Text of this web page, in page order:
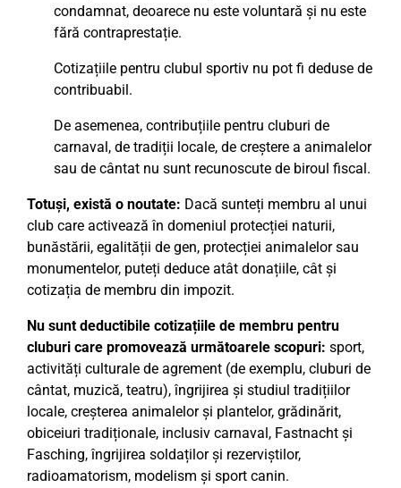
condamnat, deoarece nu este voluntară și nu este
fără contraprestație.
Cotizațiile pentru clubul sportiv nu pot fi deduse de
contribuabil.
De asemenea, contribuțiile pentru cluburi de
carnaval, de tradiții locale, de creștere a animalelor
sau de cântat nu sunt recunoscute de biroul fiscal.
Totuși, există o noutate: Dacă sunteți membru al unui
club care activează în domeniul protecției naturii,
bunăstării, egalității de gen, protecției animalelor sau
monumentelor, puteți deduce atât donațiile, cât și
cotizația de membru din impozit.
Nu sunt deductibile cotizațiile de membru pentru
cluburi care promovează următoarele scopuri: sport,
activități culturale de agrement (de exemplu, cluburi de
cântat, muzică, teatru), îngrijirea și studiul tradițiilor
locale, creșterea animalelor și plantelor, grădinărit,
obiceiuri tradiționale, inclusiv carnaval, Fastnacht și
Fasching, îngrijirea soldaților și rezerviștilor,
radioamatorism, modelism și sport canin.